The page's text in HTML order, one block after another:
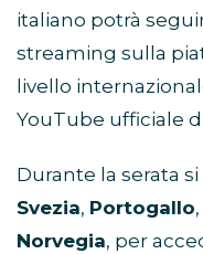
italiano potrà
streaming sulla
livello
YouTube ufficiale
Durante la serata
Svezia, Portogallo,
Norvegia, per